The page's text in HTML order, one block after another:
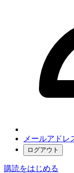
メールアドレ
ログアウト
購読をはじめる